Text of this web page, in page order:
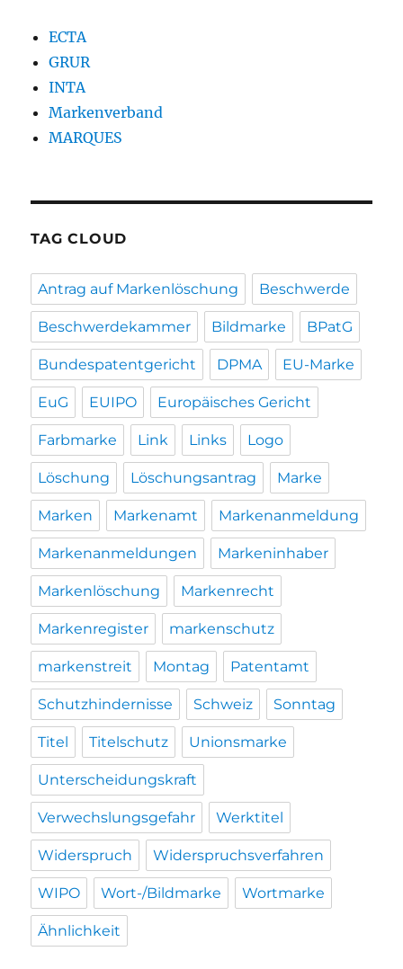
ECTA
GRUR
INTA
Markenverband
MARQUES
TAG CLOUD
Antrag auf Markenlöschung Beschwerde
Beschwerdekammer Bildmarke BPatG
Bundespatentgericht DPMA EU-Marke
EuG EUIPO Europäisches Gericht
Farbmarke Link Links Logo
Löschung Löschungsantrag Marke
Marken Markenamt Markenanmeldung
Markenanmeldungen Markeninhaber
Markenlöschung Markenrecht
Markenregister markenschutz
markenstreit Montag Patentamt
Schutzhindernisse Schweiz Sonntag
Titel Titelschutz Unionsmarke
Unterscheidungskraft
Verwechslungsgefahr Werktitel
Widerspruch Widerspruchsverfahren
WIPO Wort-/Bildmarke Wortmarke
Ähnlichkeit